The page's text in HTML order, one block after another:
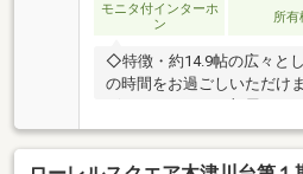
モニタ付インターホ
ン
所有
◇特徴・約14.9帖の広々と
の時間をお過ごしいただけ
す・広々とした専用庭では
趣味にご利用いただけます